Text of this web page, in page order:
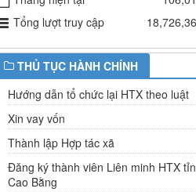
Tổng lượt truy cập
THỦ TỤC HÀNH CHÍNH
Hướng dẫn tổ chức lại HTX theo luật
Xin vay vốn
Thành lập Hợp tác xã
Đăng ký thành viên Liên minh HTX
Cao Bằng